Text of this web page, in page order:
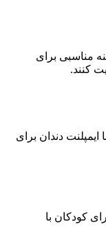
مناسبی برای
کنند.
دندان برای
کودکان با